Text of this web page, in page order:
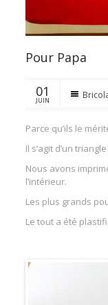
Pour Papa
01
JUIN
Parce qu’ils le
Il s’agit d’un
Nous avons
l’intérieur.
Les plus grands
Le tout a été